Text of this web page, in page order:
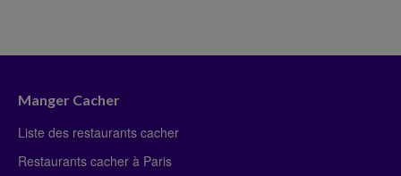
Manger Cacher
Liste des restaurants cacher
Restaurants cacher à Paris